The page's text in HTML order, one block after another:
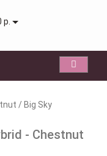
/ Big Sky
- Chestnut